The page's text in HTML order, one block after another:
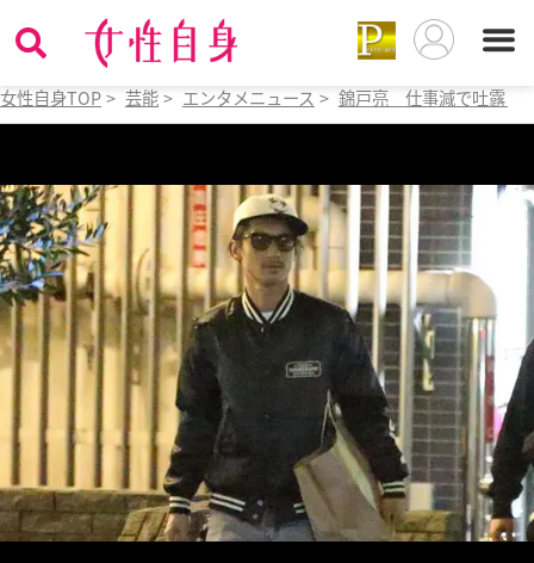
女性自身TOP > 芸能 > エンタメニュース > 錦戸亮 仕事減で吐露し